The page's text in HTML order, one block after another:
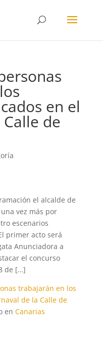
en el
de
el alcalde de
vez más por
escenarios
primer acto será
Anunciadora a
el concurso
de […]
trabajarán en los
de la Calle de
en Canarias